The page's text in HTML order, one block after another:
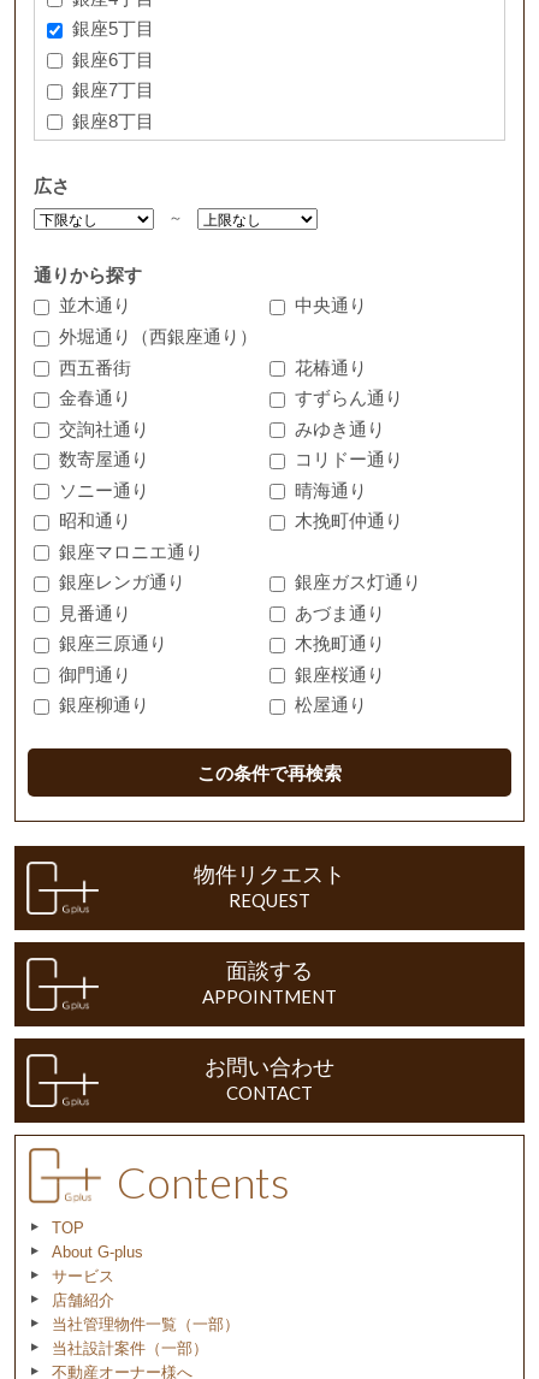
銀座5丁目
銀座6丁目
銀座7丁目
銀座8丁目
広さ
～
通りから探す
並木通り
中央通り
外堀通り（西銀座通り）
西五番街
花椿通り
金春通り
すずらん通り
交詢社通り
みゆき通り
数寄屋通り
コリドー通り
ソニー通り
晴海通り
昭和通り
木挽町仲通り
銀座マロニエ通り
銀座レンガ通り
銀座ガス灯通り
見番通り
あづま通り
銀座三原通り
木挽町通り
御門通り
銀座桜通り
銀座柳通り
松屋通り
この条件で再検索
物件リクエスト
REQUEST
面談する
APPOINTMENT
お問い合わせ
CONTACT
Contents
TOP
About G-plus
サービス
店舗紹介
当社管理物件一覧（一部）
当社設計案件（一部）
不動産オーナー様へ